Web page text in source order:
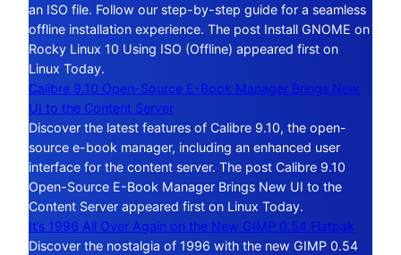
an ISO file. Follow our step-by-step guide for a seamless
offline installation experience. The post Install GNOME on
Rocky Linux 10 Using ISO (Offline) appeared first on
Linux Today.
Calibre 9.10 Open-Source E-Book Manager Brings New
UI to the Content Server
Discover the latest features of Calibre 9.10, the open-
source e-book manager, including an enhanced user
interface for the content server. The post Calibre 9.10
Open-Source E-Book Manager Brings New UI to the
Content Server appeared first on Linux Today.
It’s 1996 All Over Again on the New GIMP 0.54 Flatpak
Discover the nostalgia of 1996 with the new GIMP 0.54